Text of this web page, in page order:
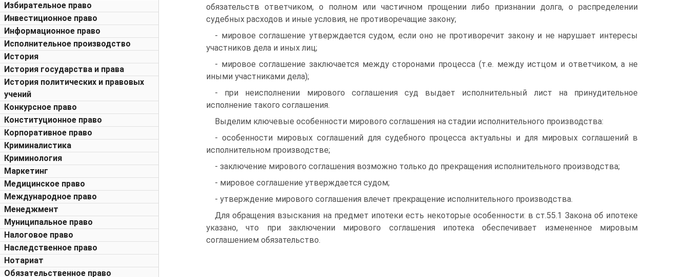
Избирательное право
Инвестиционное право
Информационное право
Исполнительное производство
История
История государства и права
История политических и правовых
учений
Конкурсное право
Конституционное право
Корпоративное право
Криминалистика
Криминология
Маркетинг
Медицинское право
Международное право
Менеджмент
Муниципальное право
Налоговое право
Наследственное право
Нотариат
Обязательственное право
обязательств ответчиком, о полном или частичном прощении либо признании долга, о распределении
судебных расходов и иные условия, не противоречащие закону;
- мировое соглашение утверждается судом, если оно не противоречит закону и не нарушает интересы
участников дела и иных лиц;
- мировое соглашение заключается между сторонами процесса (т.е. между истцом и ответчиком, а не
иными участниками дела);
- при неисполнении мирового соглашения суд выдает исполнительный лист на принудительное
исполнение такого соглашения.
Выделим ключевые особенности мирового соглашения на стадии исполнительного производства:
- особенности мировых соглашений для судебного процесса актуальны и для мировых соглашений в
исполнительном производстве;
- заключение мирового соглашения возможно только до прекращения исполнительного производства;
- мировое соглашение утверждается судом;
- утверждение мирового соглашения влечет прекращение исполнительного производства.
Для обращения взыскания на предмет ипотеки есть некоторые особенности: в ст.55.1 Закона об ипотеке
указано, что при заключении мирового соглашения ипотека обеспечивает измененное мировым
соглашением обязательство.